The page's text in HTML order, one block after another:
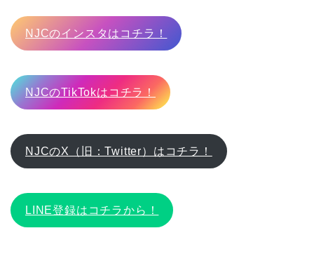
NJCのインスタはコチラ！
NJCのTikTokはコチラ！
NJCのX（旧：Twitter）はコチラ！
LINE登録はコチラから！